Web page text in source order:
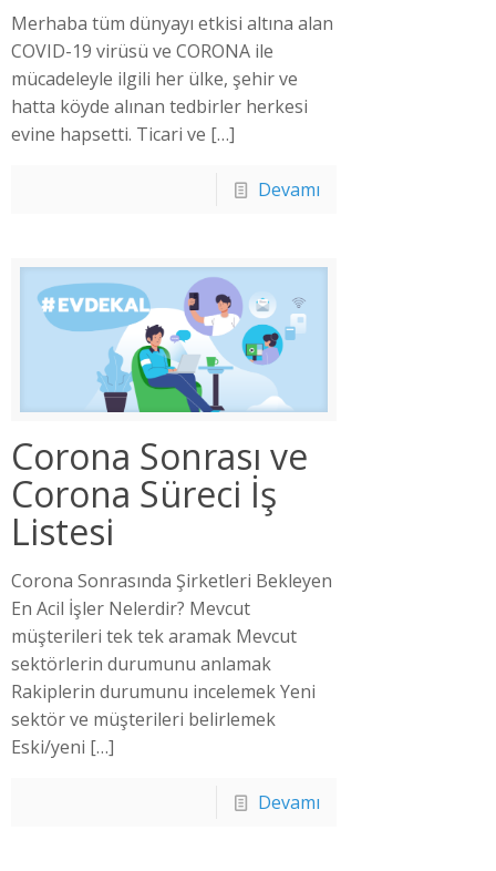
Merhaba tüm dünyayı etkisi altına alan
COVID-19 virüsü ve CORONA ile
mücadeleyle ilgili her ülke, şehir ve
hatta köyde alınan tedbirler herkesi
evine hapsetti. Ticari ve […]
Devamı
Corona Sonrası ve
Corona Süreci İş
Listesi
Corona Sonrasında Şirketleri Bekleyen
En Acil İşler Nelerdir? Mevcut
müşterileri tek tek aramak Mevcut
sektörlerin durumunu anlamak
Rakiplerin durumunu incelemek Yeni
sektör ve müşterileri belirlemek
Eski/yeni […]
Devamı